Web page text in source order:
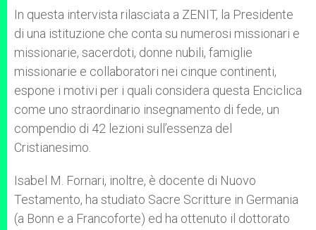
In questa intervista rilasciata a ZENIT, la Presidente
di una istituzione che conta su numerosi missionari e
missionarie, sacerdoti, donne nubili, famiglie
missionarie e collaboratori nei cinque continenti,
espone i motivi per i quali considera questa Enciclica
come uno straordinario insegnamento di fede, un
compendio di 42 lezioni sull’essenza del
Cristianesimo.
Isabel M. Fornari, inoltre, è docente di Nuovo
Testamento, ha studiato Sacre Scritture in Germania
(a Bonn e a Francoforte) ed ha ottenuto il dottorato